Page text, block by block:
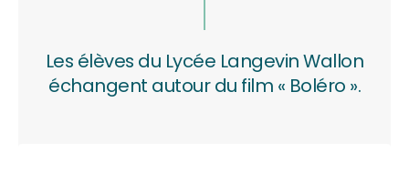
Les élèves du Lycée Langevin Wallon
échangent autour du film « Boléro ».